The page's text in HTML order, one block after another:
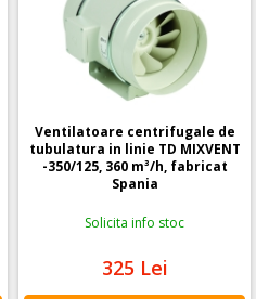
Ventilatoare centrifugale de
tubulatura in linie TD MIXVENT
-350/125, 360 m³/h, fabricat
Spania
Solicita info stoc
325 Lei